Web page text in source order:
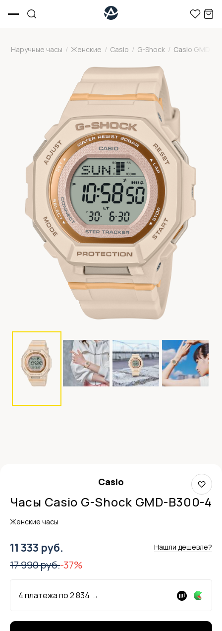
Наручные часы / Женские / Casio / G-Shock / Casio GMD-
Casio
Часы Casio G-Shock GMD-B300-4
Женские часы
11 333 руб. Нашли дешевле?
17 990 руб.-37%
4 платежа по2 834 →